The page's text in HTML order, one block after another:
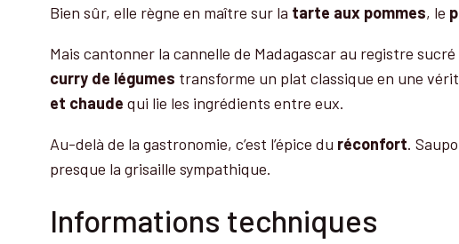
Bien sûr, elle règne en maître sur la tarte aux pommes, le
Mais cantonner la cannelle de Madagascar au registre
curry de légumes transforme un plat classique en une
et chaude qui lie les ingrédients entre eux.
Au-delà de la gastronomie, c’est l’épice du réconfort.
presque la grisaille sympathique.
Informations techniques